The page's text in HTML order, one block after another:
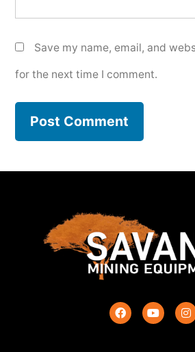
Save my name, email, and
for the next time I comment.